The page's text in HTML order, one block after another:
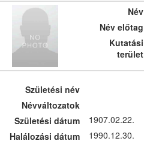
Név
Név előtag
Kutatási
terület
Születési név
Névváltozatok
Születési dátum
1907.02.22.
Halálozási dátum
1990.12.30.